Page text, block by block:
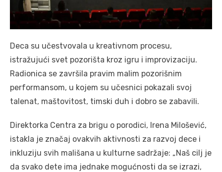
Deca su učestvovala u kreativnom procesu,
istražujući svet pozorišta kroz igru i improvizaciju.
Radionica se završila pravim malim pozorišnim
performansom, u kojem su učesnici pokazali svoj
talenat, maštovitost, timski duh i dobro se zabavili.
Direktorka Centra za brigu o porodici, Irena Milošević,
istakla je značaj ovakvih aktivnosti za razvoj dece i
inkluziju svih mališana u kulturne sadržaje: „Naš cilj je
da svako dete ima jednake mogućnosti da se izrazi,